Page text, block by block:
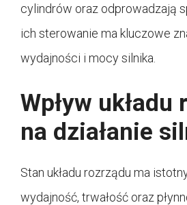
cylindrów oraz odprowadzają
ich sterowanie ma kluczowe
wydajności i mocy silnika.
Wpływ układu
na działanie
Stan układu rozrządu ma
wydajność, trwałość oraz